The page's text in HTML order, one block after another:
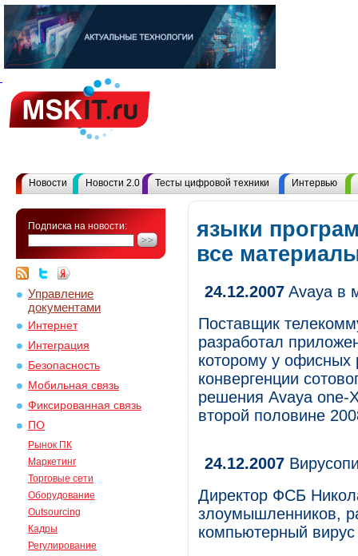
Новости Новости 2.0 Тесты цифровой техники Интервью
Подписка на новости:
Управление
документами
Интернет
Интеграция
Безопасность
Мобильная связь
Фиксированная связь
ПО
Рынок ПК
Маркетинг
Торговые сети
Оборудование
Outsourcing
Кадры
Регулирование
языки
все
24.12.2007 Avaya в
Поставщик
разработал
которому у офисных
конвергенции
решения Avaya one-
второй половине
24.12.2007
Директор ФСБ
злоумышленников,
компьютерный